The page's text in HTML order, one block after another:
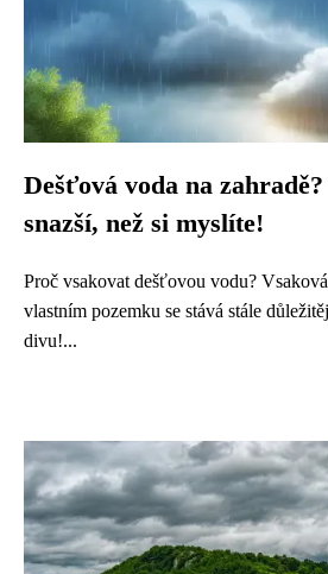
Dešťová voda na
snazší, než si myslíte!
Proč vsakovat dešťovou vodu?
vlastním pozemku se stává stále
divu!...